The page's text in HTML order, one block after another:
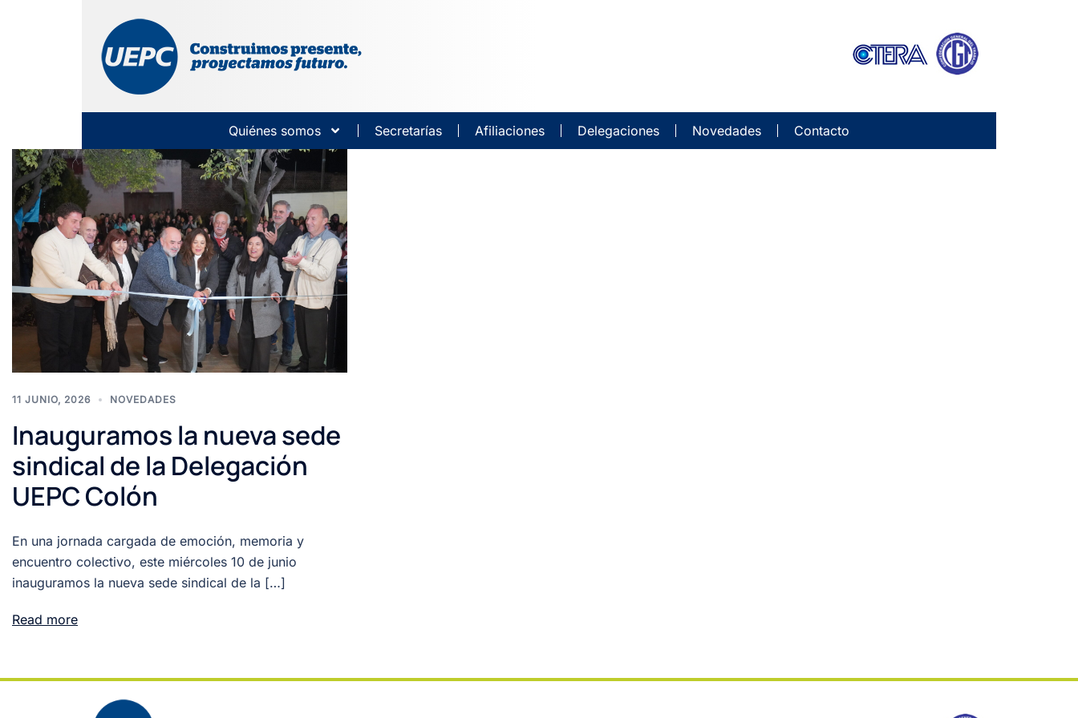
Quiénes somos Secretarías Afiliaciones Delegaciones Novedades Contacto
11 JUNIO, 2026 NOVEDADES
Inauguramos la nueva sede
sindical de la Delegación
UEPC Colón
En una jornada cargada de emoción, memoria y
encuentro colectivo, este miércoles 10 de junio
inauguramos la nueva sede sindical de la […]
Read more